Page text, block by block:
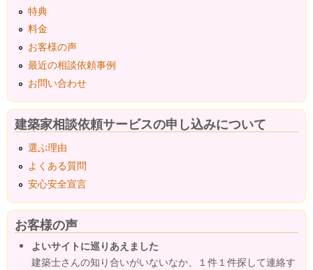
特典
料金
お客様の声
最近の相談依頼事例
お問い合わせ
建築家相談依頼サービスの申し込みについて
選ぶ理由
よくある質問
安心安全宣言
お客様の声
よいサイトに巡りあえました
建築士さんの知り合いがいないなか、１件１件探して連絡す